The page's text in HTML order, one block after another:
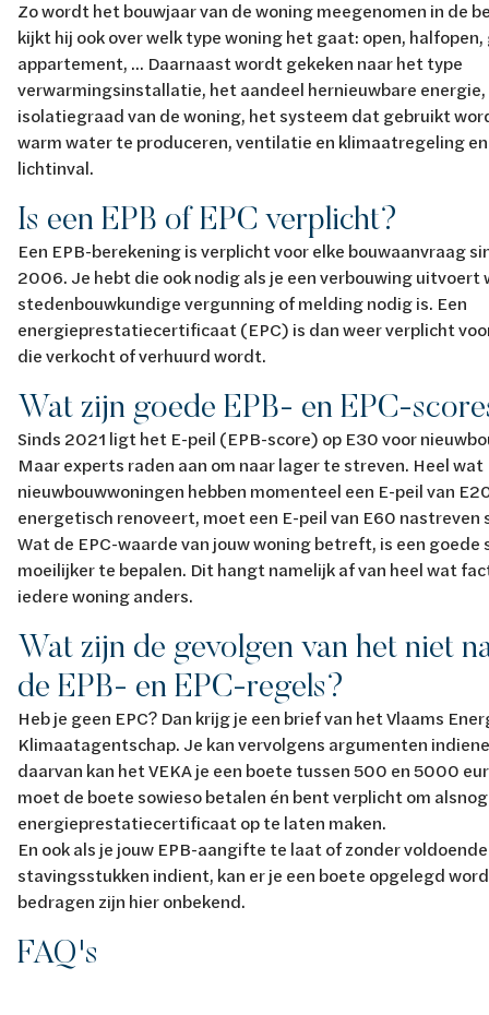
Zo wordt het bouwjaar van de woning meegenomen in de
kijkt hij ook over welk type woning het gaat: open,
appartement, ... Daarnaast wordt gekeken naar het type
verwarmingsinstallatie, het aandeel hernieuwbare energie,
isolatiegraad van de woning, het systeem dat gebruikt
warm water te produceren, ventilatie en klimaatregeling
lichtinval.
Is een EPB of EPC verplicht?
Een EPB-berekening is verplicht voor elke bouwaanvraag
2006. Je hebt die ook nodig als je een verbouwing uitvoert
stedenbouwkundige vergunning of melding nodig is. Een
energieprestatiecertificaat (EPC) is dan weer verplicht
die verkocht of verhuurd wordt.
Wat zijn goede EPB- en EPC-
Sinds 2021 ligt het E-peil (EPB-score) op E30 voor
Maar experts raden aan om naar lager te streven. Heel wat
nieuwbouwwoningen hebben momenteel een E-peil van
energetisch renoveert, moet een E-peil van E60
Wat de EPC-waarde van jouw woning betreft, is een goede
moeilijker te bepalen. Dit hangt namelijk af van heel wat
iedere woning anders.
Wat zijn de gevolgen van het niet
de EPB- en EPC-regels?
Heb je geen EPC? Dan krijg je een brief van het Vlaams
Klimaatagentschap. Je kan vervolgens argumenten
daarvan kan het VEKA je een boete tussen 500 en 5000
moet de boete sowieso betalen én bent verplicht om
energieprestatiecertificaat op te laten maken.
En ook als je jouw EPB-aangifte te laat of zonder voldoende
stavingsstukken indient, kan er je een boete opgelegd
bedragen zijn hier onbekend.
FAQ's